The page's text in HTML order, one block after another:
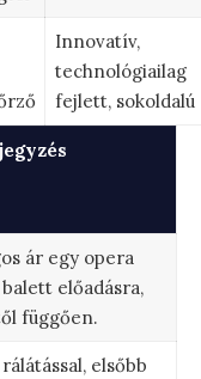
Innovatív,
technológiailag
fejlett, sokoldalú
ár egy opera
előadásra,
függően.
elsőbb